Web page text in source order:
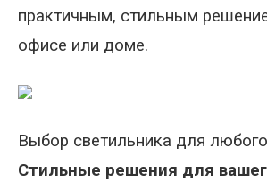
практичным, стильным
офисе или доме.
Выбор светильника для
Стильные решения для